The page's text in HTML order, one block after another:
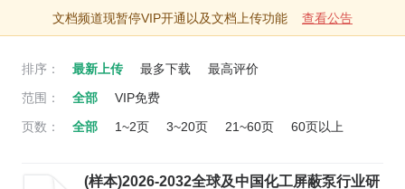
文档频道现暂停VIP开通以及文档上传功能 查看公告
文档 专题
排序： 最新上传 最多下载
最高评价
范围：
全部
VIP免费
页数：
全部 1~2页 3~20页 21~60页 60页以上
(样本)2026-2032全球及中国化工屏蔽泵行业研